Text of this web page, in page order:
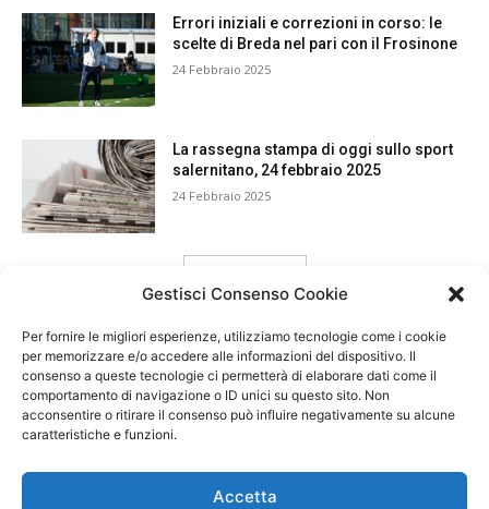
Gestisci Consenso Cookie
Per fornire le migliori esperienze, utilizziamo tecnologie come i cookie
per memorizzare e/o accedere alle informazioni del dispositivo. Il
consenso a queste tecnologie ci permetterà di elaborare dati come il
comportamento di navigazione o ID unici su questo sito. Non
acconsentire o ritirare il consenso può influire negativamente su alcune
caratteristiche e funzioni.
Accetta
Errori iniziali e correzioni in corso: le
scelte di Breda nel pari con il Frosinone
24 Febbraio 2025
La rassegna stampa di oggi sullo sport
salernitano, 24 febbraio 2025
24 Febbraio 2025